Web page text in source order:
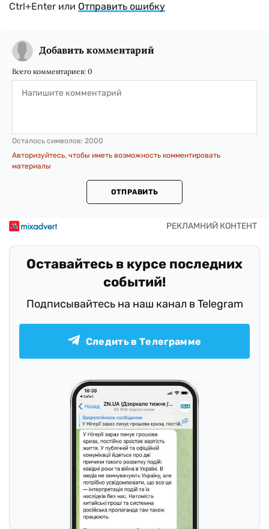
Ctrl+Enter или Отправить ошибку
Добавить комментарий
Всего комментариев: 0
Осталось символов: 2000
Авторизуйтесь, чтобы иметь возможность комментировать
материалы
ОТПРАВИТЬ
Оставайтесь в курсе последних
событий!
Подписывайтесь на наш канал в Telegram
Следить в Телеграмме